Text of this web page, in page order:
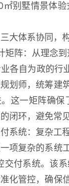
㎡别墅情景体
大体系协同，
矩阵：从理念
各自为政的行
划师，统筹建
。这一矩阵确
闭环，避免常
系统：复杂工
项复杂的系统
交付系统。该
化管控，确保